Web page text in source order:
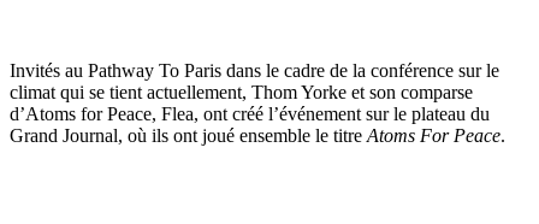
Invités au Pathway To Paris dans le cadre de la conférence sur le
climat qui se tient actuellement, Thom Yorke et son comparse
d’Atoms for Peace, Flea, ont créé l’événement sur le plateau du
Grand Journal, où ils ont joué ensemble le titre Atoms For Peace.